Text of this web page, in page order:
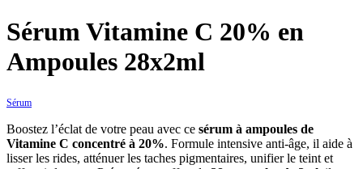
Sérum Vitamine C 20% en
Ampoules 28x2ml
Sérum
Boostez l’éclat de votre peau avec ce sérum à ampoules de
Vitamine C concentré à 20%. Formule intensive anti-âge, il aide à
lisser les rides, atténuer les taches pigmentaires, unifier le teint et